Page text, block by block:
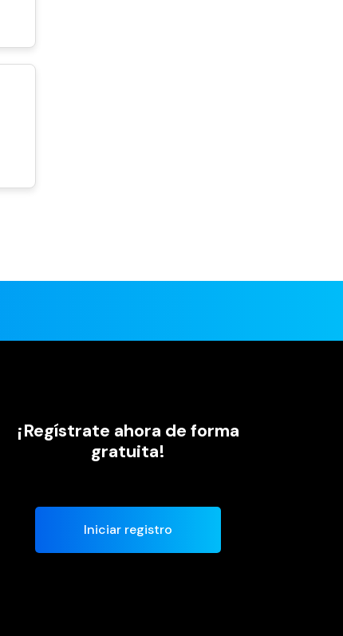
¡Regístrate ahora de forma
gratuita!
Iniciar registro